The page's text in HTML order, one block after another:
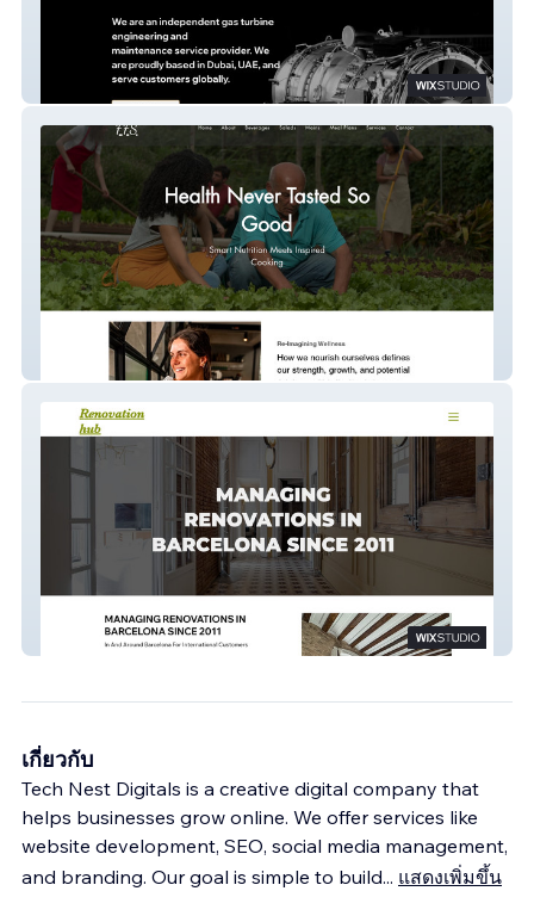
Devee Energies
freshfolk.shop
Renovate Manager
เกี่ยวกับ
Tech Nest Digitals is a creative digital company that
helps businesses grow online. We offer services like
website development, SEO, social media management,
and branding. Our goal is simple to build... แสดงเพิ่มขึ้น